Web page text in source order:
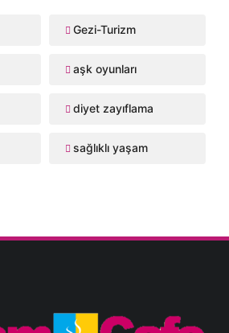
Gezi-Turizm
aşk oyunları
diyet zayıflama
sağlıklı yaşam